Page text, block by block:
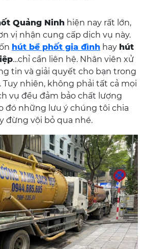
Quảng Ninh hiện nay rất lớn,
vị nhận cung cấp dịch vụ này.
hút bể phốt gia đình hay hút
…chỉ cần liên hệ. Nhân viên xử
tin và giải quyết cho bạn trong
nhiên, không phải tất cả mọi
vụ đều đảm bảo chất lượng
đó những lưu ý chúng tôi chia
đừng vội bỏ qua nhé.